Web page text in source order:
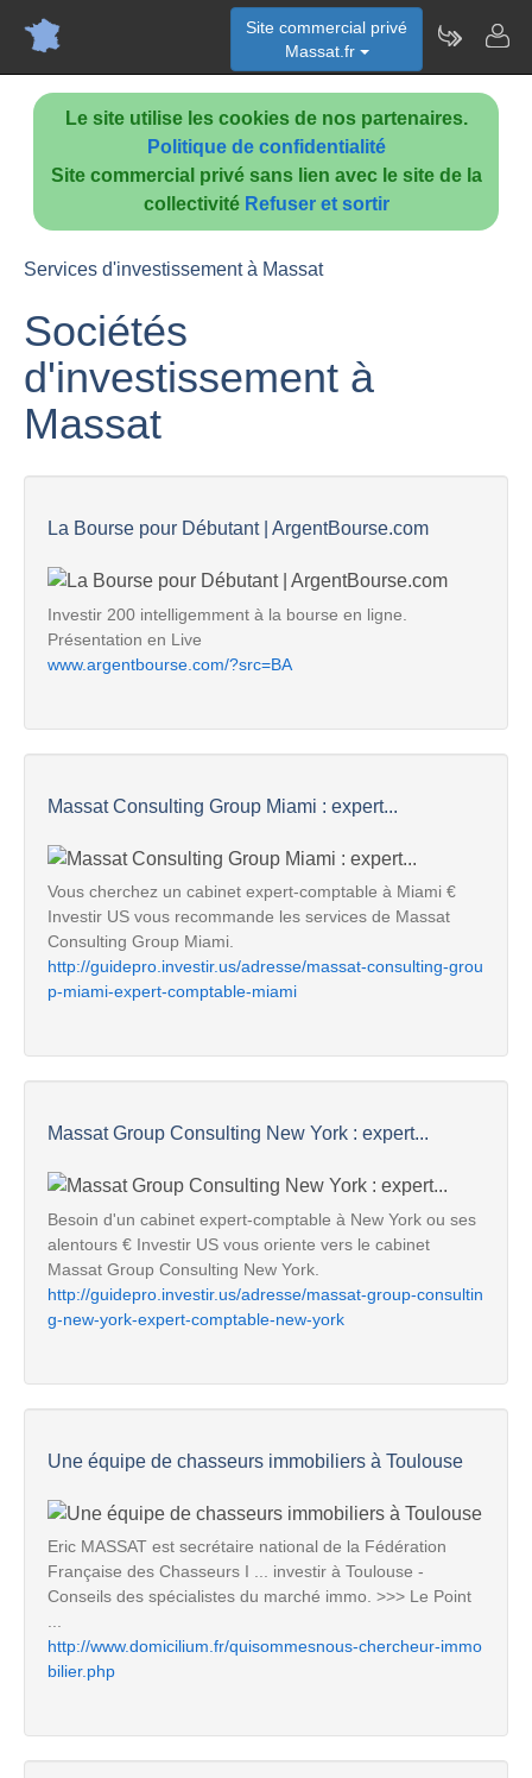
Le site utilise les cookies de nos partenaires.
Politique de confidentialité
Site commercial privé sans lien avec le site de la
collectivité Refuser et sortir
Site commercial privé
Massat.fr
Services d'investissement à Massat
Sociétés
d'investissement à
Massat
La Bourse pour Débutant | ArgentBourse.com
Investir 200 intelligemment à la bourse en ligne.
Présentation en Live
www.argentbourse.com/?src=BA
Massat Consulting Group Miami : expert...
Vous cherchez un cabinet expert-comptable à Miami €
Investir US vous recommande les services de Massat
Consulting Group Miami.
http://guidepro.investir.us/adresse/massat-consulting-grou
p-miami-expert-comptable-miami
Massat Group Consulting New York : expert...
Besoin d'un cabinet expert-comptable à New York ou ses
alentours € Investir US vous oriente vers le cabinet
Massat Group Consulting New York.
http://guidepro.investir.us/adresse/massat-group-consultin
g-new-york-expert-comptable-new-york
Une équipe de chasseurs immobiliers à Toulouse
Eric MASSAT est secrétaire national de la Fédération
Française des Chasseurs I ... investir à Toulouse -
Conseils des spécialistes du marché immo. >>> Le Point
...
http://www.domicilium.fr/quisommesnous-chercheur-immo
bilier.php